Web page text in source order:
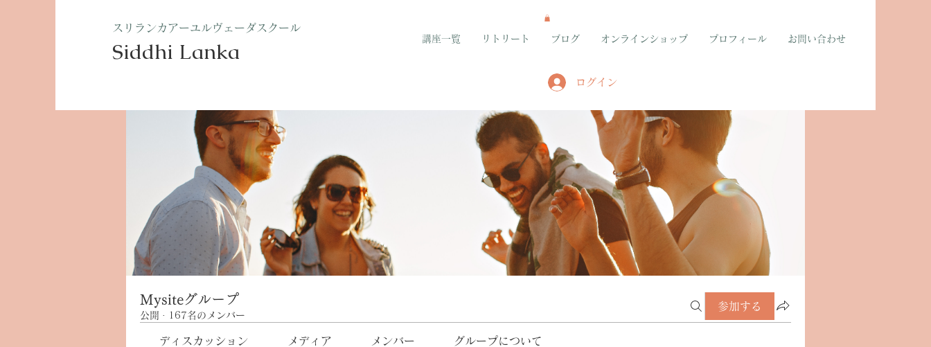
​スリランカアーユルヴェーダスクール
Siddhi Lanka​ 講座一覧 リトリート ブログ オンラインショップ プロフィール お問い合わせ
ログイン
Mysiteグループ
公開 · 167名のメンバー
参加する
ディスカッション メディア メンバー グループについて